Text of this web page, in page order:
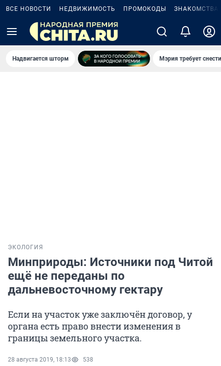
ВСЕ НОВОСТИ НЕДВИЖИМОСТЬ ПРОМОКОДЫ ЗНАКОМСТВА
Надвигается шторм Мэрия требует
ЭКОЛОГИЯ
Минприроды: Источники под Читой
ещё не переданы по
дальневосточному гектару
Если на участок уже заключён договор, у
органа есть право внести изменения в
границы земельного участка.
28 августа 2019, 18:13 538